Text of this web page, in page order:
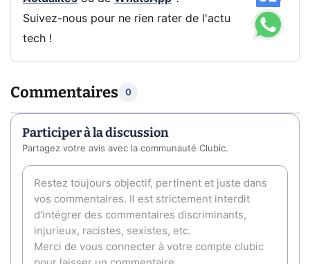
Suivez-nous pour ne rien rater de l'actu
tech !
Commentaires 0
Participer à la discussion
Partagez votre avis avec la communauté Clubic.